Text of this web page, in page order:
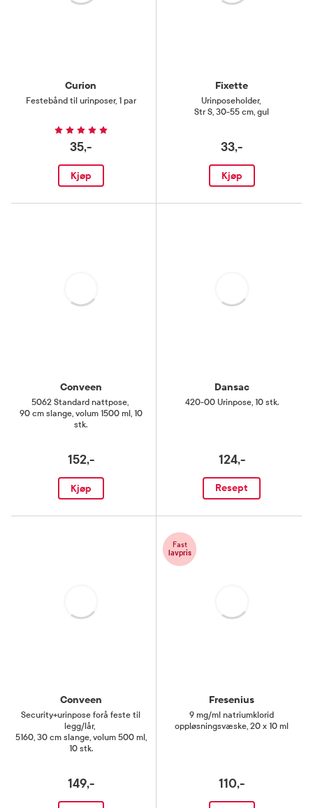
Curion
Festebånd til urinposer, 1 par
35,-
Kjøp
Fixette
Urinposeholder,
Str S, 30-55 cm, gul
33,-
Kjøp
Conveen
5062 Standard nattpose,
90 cm slange, volum 1500 ml, 10
stk.
152,-
Kjøp
Dansac
420-00 Urinpose, 10 stk.
124,-
Resept
Conveen
Security+urinpose forå feste til
legg/lår,
5160, 30 cm slange, volum 500 ml,
10 stk.
149,-
Fast
lavpris
Fresenius
9 mg/ml natriumklorid
oppløsningsvæske, 20 x 10 ml
110,-